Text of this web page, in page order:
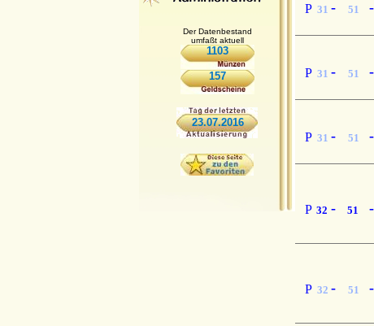
Der Datenbestand
umfaßt aktuell
1103
157
23.07.2016
P 31 - 51 -
P 31 - 51 -
P 31 - 51 -
P 32 - 51 -
P 32 - 51 -